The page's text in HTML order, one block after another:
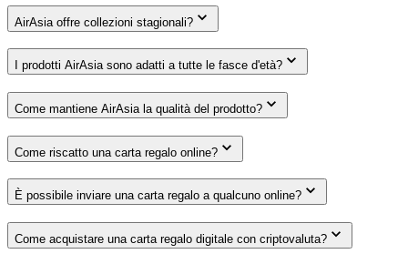
AirAsia offre collezioni stagionali?
I prodotti AirAsia sono adatti a tutte le fasce d'età?
Come mantiene AirAsia la qualità del prodotto?
Come riscatto una carta regalo online?
È possibile inviare una carta regalo a qualcuno online?
Come acquistare una carta regalo digitale con criptovaluta?